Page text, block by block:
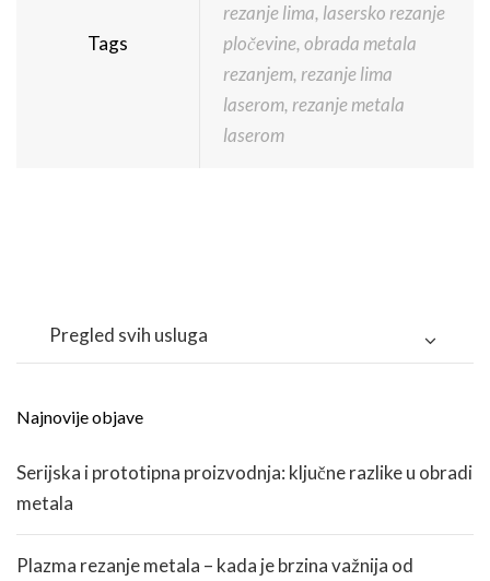
Tags
rezanje lima, lasersko rezanje
pločevine, obrada metala
rezanjem, rezanje lima
laserom, rezanje metala
laserom
Pregled svih usluga
Najnovije objave
Serijska i prototipna proizvodnja: ključne razlike u obradi
metala
Plazma rezanje metala – kada je brzina važnija od